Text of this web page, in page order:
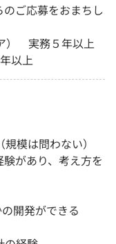
ご応募をおまちし
） 実務５年以上
以上
模は問わない）
があり、考え方を
開発ができる